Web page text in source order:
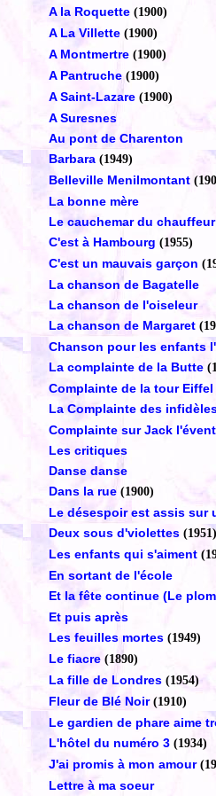
A la Roquette (1900)
A La Villette (1900)
A Montmertre (1900)
A Pantruche (1900)
A Saint-Lazare (1900)
A Suresnes
Au pont de Charenton
Barbara (1949)
Belleville Menilmontant
La bonne mère
Le cauchemar du
C'est à Hambourg (1955)
C'est un mauvais garçon
La chanson de Bagatelle
La chanson de l'oiseleur
La chanson de Margaret
Chanson pour les enfants
La complainte de la Butte
Complainte de la tour Eiffel
La Complainte des
Complainte sur Jack
Les critiques
Danse danse
Dans la rue (1900)
Le désespoir est assis sur
Deux sous d'violettes (1951)
Les enfants qui s'aiment
En sortant de l'école
Et la fête continue (Le
Et puis après
Les feuilles mortes (1949)
Le fiacre (1890)
La fille de Londres (1954)
Fleur de Blé Noir (1910)
Le gardien de phare aime
L'hôtel du numéro 3 (1934)
J'ai promis à mon amour
Lettre à ma soeur